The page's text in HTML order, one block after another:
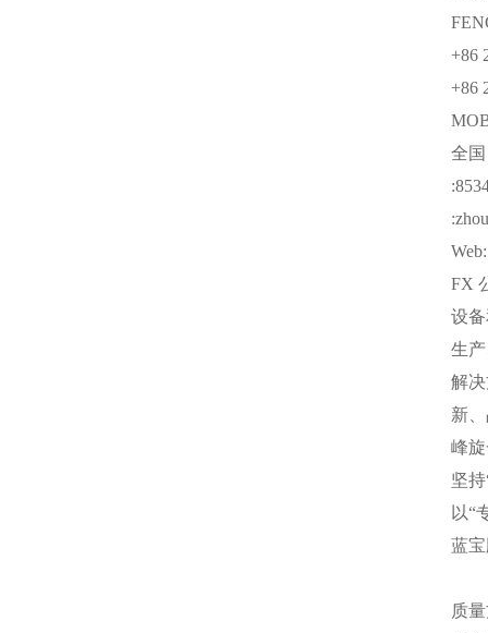
+86
+86
全
FX
设
生
解
新
峰
坚
以“
蓝
质